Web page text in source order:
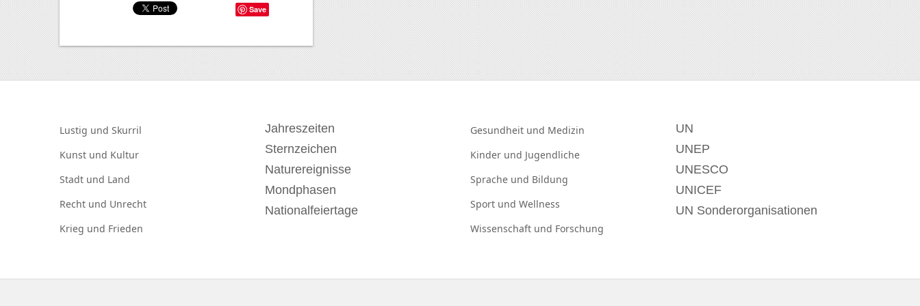
Save
Lustig und Skurril
Kunst und Kultur
Stadt und Land
Recht und Unrecht
Krieg und Frieden
Jahreszeiten
Sternzeichen
Naturereignisse
Mondphasen
Nationalfeiertage
Gesundheit und Medizin
Kinder und Jugendliche
Sprache und Bildung
Sport und Wellness
Wissenschaft und Forschung
UN
UNEP
UNESCO
UNICEF
UN Sonderorganisationen